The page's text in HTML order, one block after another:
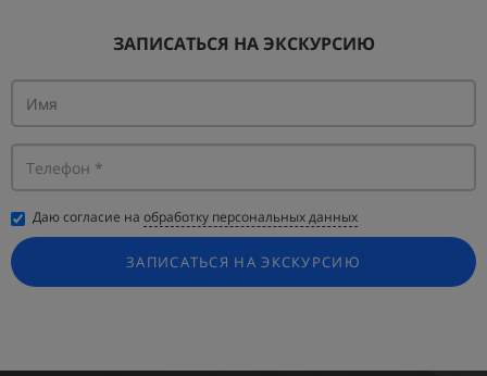
ЗАПИСАТЬСЯ НА ЭКСКУРСИЮ
Даю согласие на обработку персональных данных
ЗАПИСАТЬСЯ НА ЭКСКУРСИЮ